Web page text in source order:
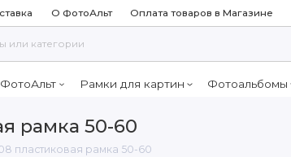
О ФотоАльт Оплата товаров в Магазине
Рамки для картин Фотоальбомы
рамка 50-60
пластиковая рамка 50-60